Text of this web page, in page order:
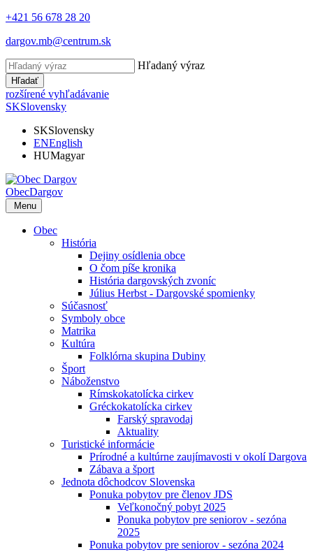
+421 56 678 28 20
dargov.mb@centrum.sk
Hľadaný výraz
Hľadať
rozšírené vyhľadávanie
SKSlovensky
SKSlovensky
ENEnglish
HUMagyar
ObecDargov
Menu
Obec
História
Dejiny osídlenia obce
O čom píše kronika
História dargovských zvoníc
Július Herbst - Dargovské spomienky
Súčasnosť
Symboly obce
Matrika
Kultúra
Folklórna skupina Dubiny
Šport
Náboženstvo
Rímskokatolícka cirkev
Gréckokatolícka cirkev
Farský spravodaj
Aktuality
Turistické informácie
Prírodné a kultúrne zaujímavosti v okolí Dargova
Zábava a šport
Jednota dôchodcov Slovenska
Ponuka pobytov pre členov JDS
Veľkonočný pobyt 2025
Ponuka pobytov pre seniorov - sezóna
2025
Ponuka pobytov pre seniorov - sezóna 2024